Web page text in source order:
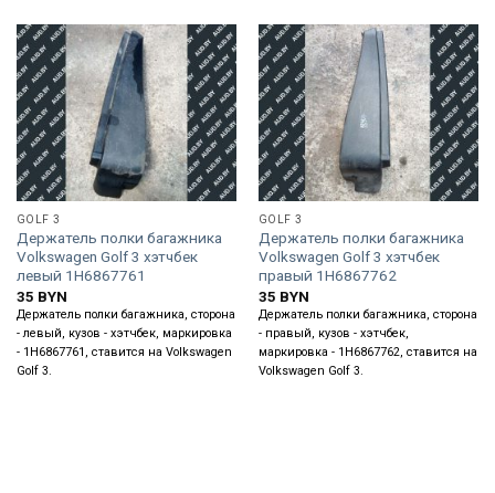
GOLF 3
Держатель полки багажника
Volkswagen Golf 3 хэтчбек
левый 1H6867761
35 BYN
Держатель полки багажника, сторона
- левый, кузов - хэтчбек, маркировка
- 1H6867761, ставится на Volkswagen
Golf 3.
GOLF 3
Держатель полки багажника
Volkswagen Golf 3 хэтчбек
правый 1H6867762
35 BYN
Держатель полки багажника, сторона
- правый, кузов - хэтчбек,
маркировка - 1H6867762, ставится на
Volkswagen Golf 3.